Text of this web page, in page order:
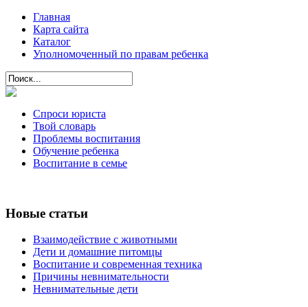
Главная
Карта сайта
Каталог
Уполномоченный по правам ребенка
Спроси юриста
Твой словарь
Проблемы воспитания
Обучение ребенка
Воспитание в семье
Новые статьи
Взаимодействие с животными
Дети и домашние питомцы
Воспитание и современная техника
Причины невнимательности
Невнимательные дети